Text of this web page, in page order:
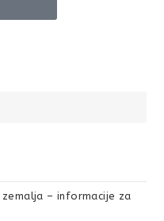
– informacije za